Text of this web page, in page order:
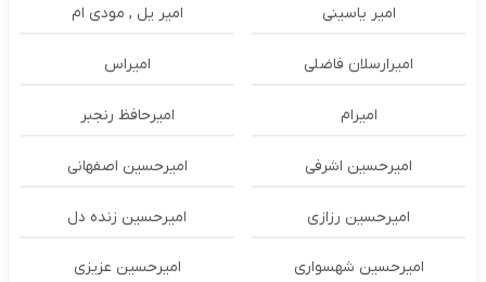
امیر یاسینی امیر یل , مودی ام
امیرارسلان فاضلی امیراس
امیرام امیرحافظ رنجبر
امیرحسین اشرفی امیرحسین اصفهانی
امیرحسین رزازی امیرحسین زنده دل
امیرحسین شهسواری امیرحسین عزیزی